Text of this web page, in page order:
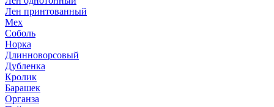
Лен принтованный
Мех
Соболь
Норка
Длинноворсовый
Дубленка
Кролик
Барашек
Органза